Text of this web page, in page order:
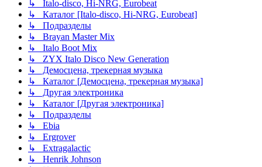
↳ Italo-disco, Hi-NRG, Eurobeat
↳ Каталог [Italo-disco, Hi-NRG, Eurobeat]
↳ Подразделы
↳ Brayan Master Mix
↳ Italo Boot Mix
↳ ZYX Italo Disco New Generation
↳ Демосцена, трекерная музыка
↳ Каталог [Демосцена, трекерная музыка]
↳ Другая электроника
↳ Каталог [Другая электроника]
↳ Подразделы
↳ Ebia
↳ Ergrover
↳ Extragalactic
↳ Henrik Johnson